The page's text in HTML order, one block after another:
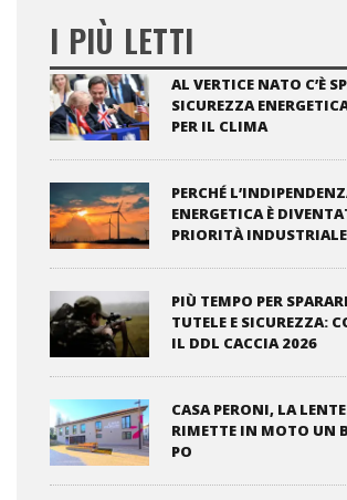
I PIÙ LETTI
AL VERTICE NATO C’È
SICUREZZA
PER IL CLIMA
PERCHÉ
ENERGETICA È
PRIORITÀ INDUSTRIALE
PIÙ TEMPO PER
TUTELE E SICUREZZA:
IL DDL CACCIA 2026
CASA PERONI, LA
RIMETTE IN MOTO UN
PO